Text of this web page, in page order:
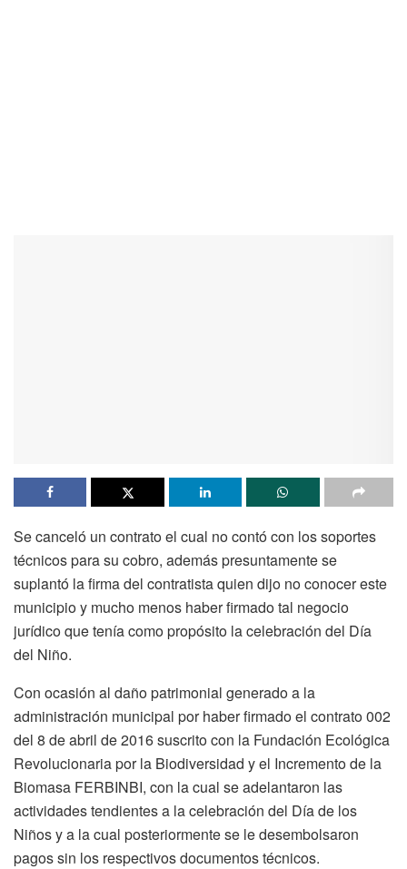
Se canceló un contrato el cual no contó con los soportes
técnicos para su cobro, además presuntamente se
suplantó la firma del contratista quien dijo no conocer este
municipio y mucho menos haber firmado tal negocio
jurídico que tenía como propósito la celebración del Día
del Niño.
Con ocasión al daño patrimonial generado a la
administración municipal por haber firmado el contrato 002
del 8 de abril de 2016 suscrito con la Fundación Ecológica
Revolucionaria por la Biodiversidad y el Incremento de la
Biomasa FERBINBI, con la cual se adelantaron las
actividades tendientes a la celebración del Día de los
Niños y a la cual posteriormente se le desembolsaron
pagos sin los respectivos documentos técnicos.